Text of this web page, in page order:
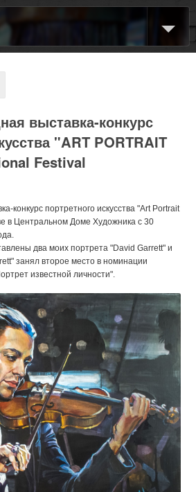
выставка-конкурс
"ART PORTRAIT
Festival
конкурс портретного искусства "Art Portrait
в Центральном Доме Художника с 30
два моих портрета "David Garrett" и
занял второе место в номинации
известной личности".